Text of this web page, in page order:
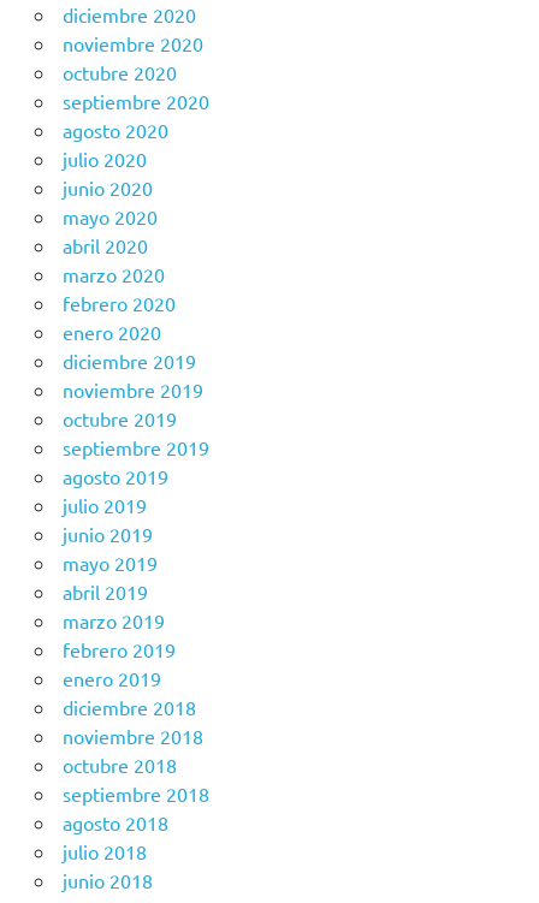
diciembre 2020
noviembre 2020
octubre 2020
septiembre 2020
agosto 2020
julio 2020
junio 2020
mayo 2020
abril 2020
marzo 2020
febrero 2020
enero 2020
diciembre 2019
noviembre 2019
octubre 2019
septiembre 2019
agosto 2019
julio 2019
junio 2019
mayo 2019
abril 2019
marzo 2019
febrero 2019
enero 2019
diciembre 2018
noviembre 2018
octubre 2018
septiembre 2018
agosto 2018
julio 2018
junio 2018